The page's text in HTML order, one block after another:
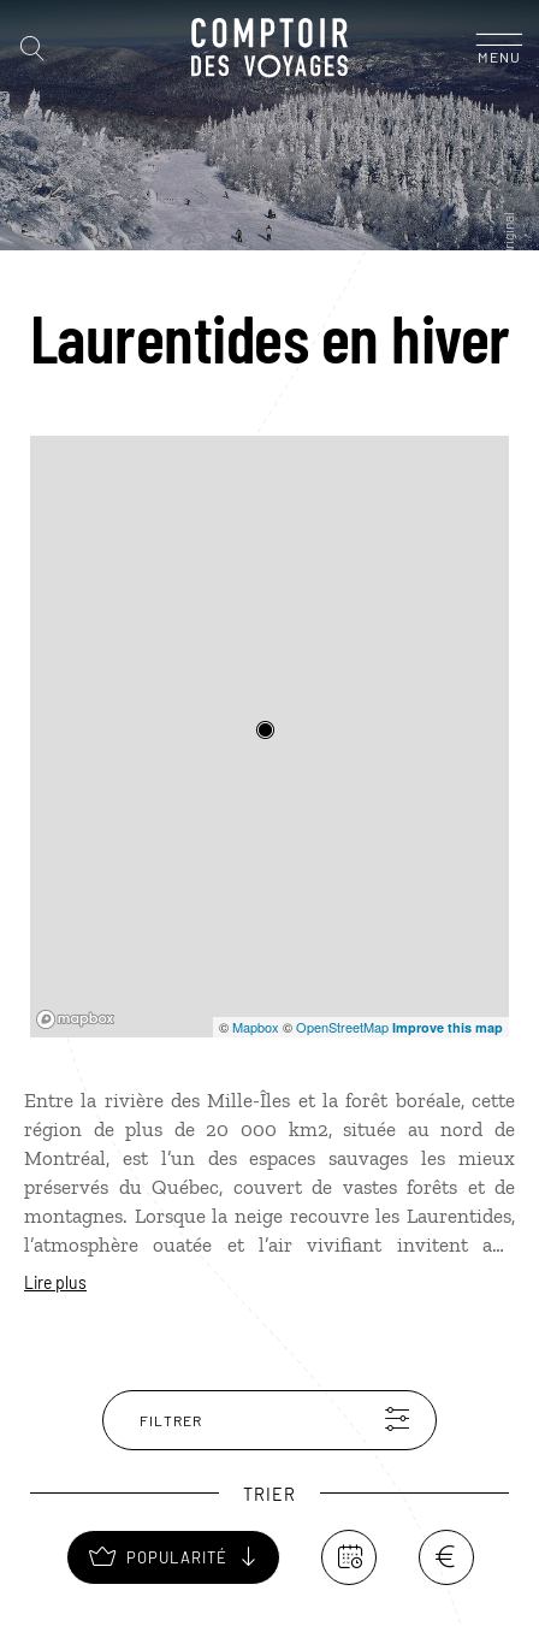
MENU
Laurentides en hiver
©Mapbox ©OpenStreetMap Improve this map
Entre la rivière des Mille-Îles et la forêt boréale, cette
région de plus de 20 000 km2, située au nord de
Montréal, est l’un des espaces sauvages les mieux
préservés du Québec, couvert de vastes forêts et de
montagnes. Lorsque la neige recouvre les Laurentides,
l’atmosphère ouatée et l’air vivifiant invitent aux
escapades sportives en motoneige, à ski (la région est
l’ambiance chaleureuse des petits villages pittoresques
animés par des marchés de Noël et des festivals en tout
genre. Quand on voyage en hiver, les Laurentides sont
Lire plus
FILTRER
TRIER
POPULARITÉ